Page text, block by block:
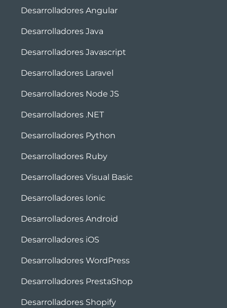
Desarrolladores Angular
Desarrolladores Java
Desarrolladores Javascript
Desarrolladores Laravel
Desarrolladores Node JS
Desarrolladores .NET
Desarrolladores Python
Desarrolladores Ruby
Desarrolladores Visual Basic
Desarrolladores Ionic
Desarrolladores Android
Desarrolladores iOS
Desarrolladores WordPress
Desarrolladores PrestaShop
Desarrolladores Shopify